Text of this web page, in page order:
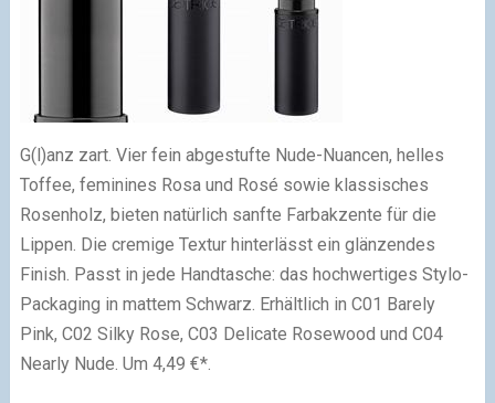
G(l)anz zart. Vier fein abgestufte Nude-Nuancen, helles
Toffee, feminines Rosa und Rosé sowie klassisches
Rosenholz, bieten natürlich sanfte Farbakzente für die
Lippen. Die cremige Textur hinterlässt ein glänzendes
Finish. Passt in jede Handtasche: das hochwertiges Stylo-
Packaging in mattem Schwarz. Erhältlich in C01 Barely
Pink, C02 Silky Rose, C03 Delicate Rosewood und C04
Nearly Nude. Um 4,49 €*.